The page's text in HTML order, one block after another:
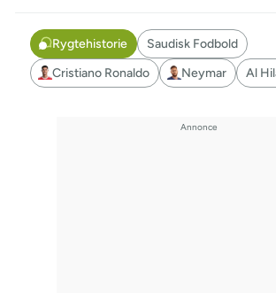
Rygtehistorie
Saudisk Fodbold
Cristiano Ronaldo
Neymar Al